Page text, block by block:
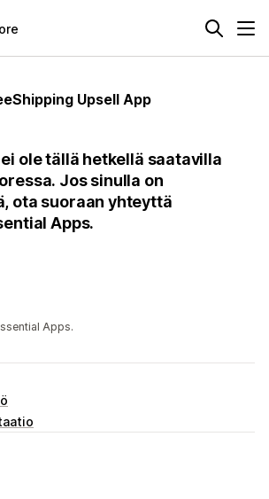
Upsell App
ole tällä hetkellä saatavilla
Jos sinulla on
ota suoraan yhteyttä
Apps.
Apps.